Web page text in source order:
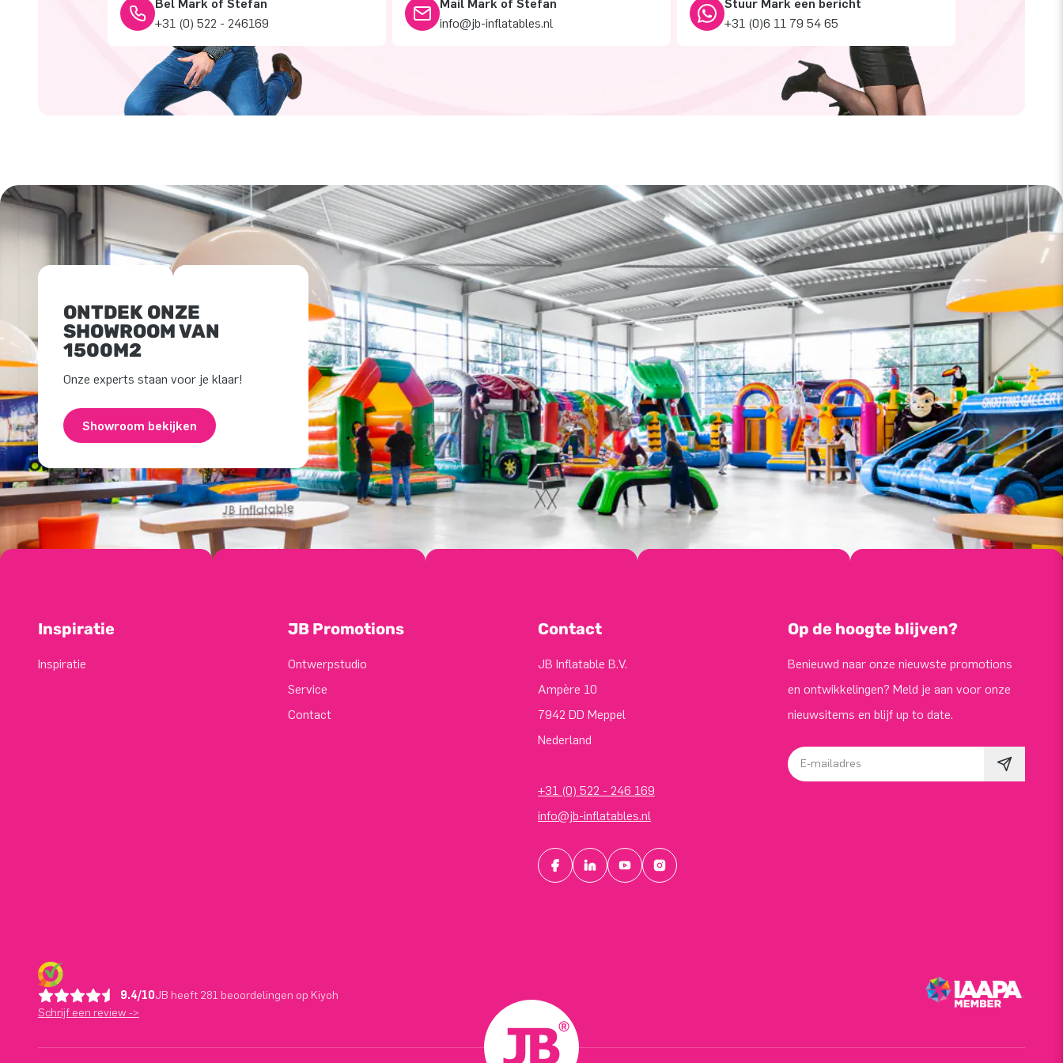
Bel Mark of Stefan
+31 (0) 522 - 246169
Mail Mark of Stefan
info@jb-inflatables.nl
Stuur Mark een bericht
+31 (0)6 11 79 54 65
ONTDEK ONZE
SHOWROOM VAN
1500M2
Onze experts staan voor je klaar!
Showroom bekijken
Inspiratie
Inspiratie
JB Promotions
Ontwerpstudio
Service
Contact
Contact
JB Inflatable B.V.
Ampère 10
7942 DD Meppel
Nederland
+31 (0) 522 - 246 169
info@jb-inflatables.nl
Op de hoogte blijven?
Benieuwd naar onze nieuwste promotions
en ontwikkelingen? Meld je aan voor onze
nieuwsitems en blijf up to date.
E-mailadres
9.4/10JB heeft 281 beoordelingen op Kiyoh
Schrijf een review ->